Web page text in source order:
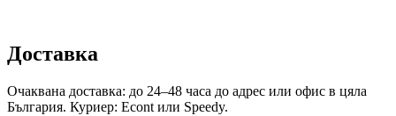
Доставка
Очаквана доставка: до 24–48 часа до адрес или офис в цяла
България. Куриер: Econt или Speedy.